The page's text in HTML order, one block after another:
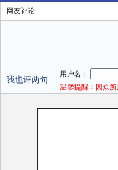
网友评论
我也评两句
用户名：
温馨提醒：因众